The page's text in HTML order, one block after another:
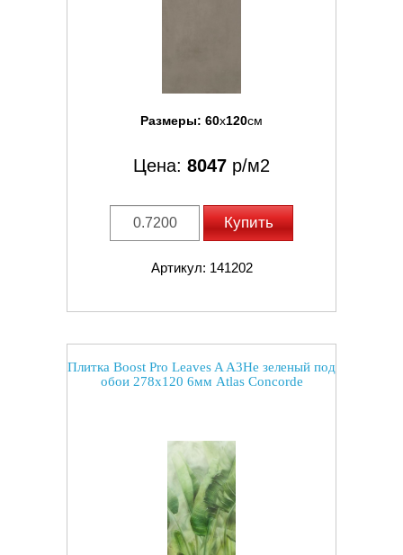
Размеры: 60x120см
Цена: 8047 р/м2
Купить
Артикул: 141202
Плитка Boost Pro Leaves A A3He зеленый под
обои 278x120 6мм Atlas Concorde